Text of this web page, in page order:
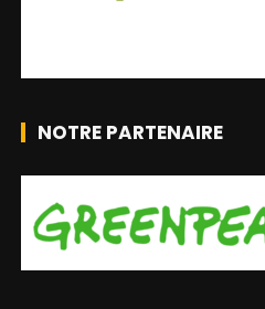
NOTRE PARTENAIRE